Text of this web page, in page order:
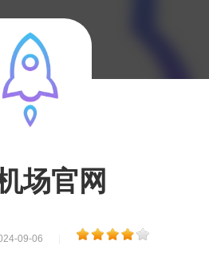
场官网
09-06